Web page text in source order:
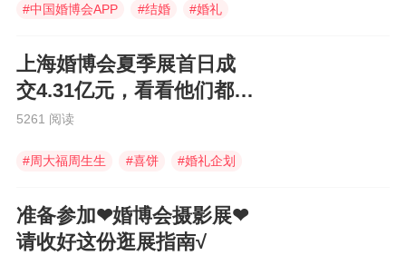
#中国婚博会APP #结婚 #婚礼
上海婚博会夏季展首日成
交4.31亿元，看看他们都买
了些什么！
5261 阅读
#周大福周生生 #喜饼 #婚礼企划
准备参加❤婚博会摄影展❤
请收好这份逛展指南√